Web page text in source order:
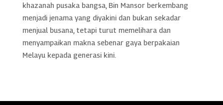
khazanah pusaka bangsa, Bin Mansor berkembang
menjadi jenama yang diyakini dan bukan sekadar
menjual busana, tetapi turut memelihara dan
menyampaikan makna sebenar gaya berpakaian
Melayu kepada generasi kini.